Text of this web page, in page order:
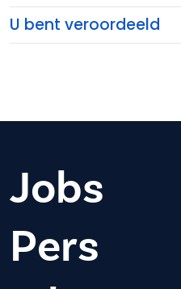
U bent veroordeeld
Jobs
Pers